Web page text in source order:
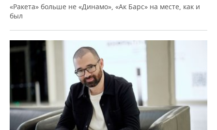
«Ракета» больше не «Динамо», «Ак Барс» на месте, как и
был